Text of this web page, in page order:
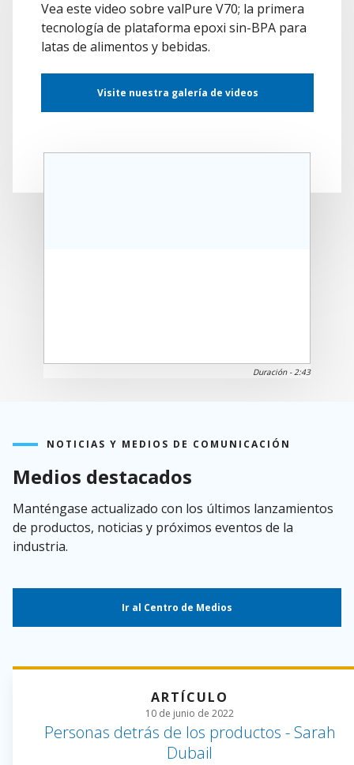
Vea este video sobre valPure V70; la primera
tecnología de plataforma epoxi sin-BPA para
latas de alimentos y bebidas.
Visite nuestra galería de videos
Duración -2:43
NOTICIAS Y MEDIOS DE COMUNICACIÓN
Medios destacados
Manténgase actualizado con los últimos lanzamientos
de productos, noticias y próximos eventos de la
industria.
Ir al Centro de Medios
ARTÍCULO
10 de junio de 2022
Personas detrás de los productos - Sarah
Dubail